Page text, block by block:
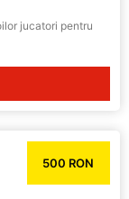
jucatori pentru
500 RON